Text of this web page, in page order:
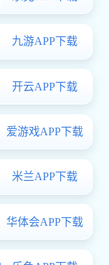
400-830-1980
合作伙伴